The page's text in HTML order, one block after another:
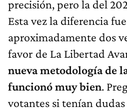
precisión, pero la del
Esta vez la diferencia
aproximadamente dos
favor de La Libertad
nueva metodología de
funcionó muy bien.
votantes si tenían